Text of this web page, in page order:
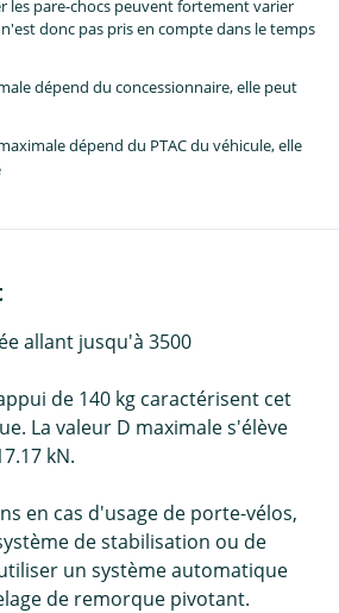
les pare-chocs peuvent fortement varier
donc pas pris en compte dans le temps
dépend du concessionnaire, elle peut
dépend du PTAC du véhicule, elle
allant jusqu'à 3500
de 140 kg caractérisent cet
La valeur D maximale s'élève
kN.
en cas d'usage de porte-vélos,
de stabilisation ou de
un système automatique
de remorque pivotant.